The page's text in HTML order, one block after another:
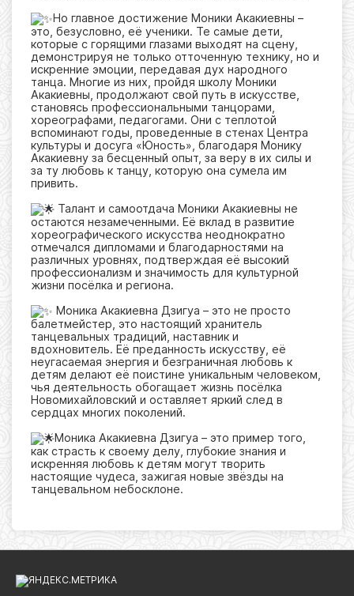
Но главное достижение Моники Акакиевны –
это, безусловно, её ученики. Те самые дети,
которые с горящими глазами выходят на сцену,
демонстрируя не только отточенную технику, но и
искренние эмоции, передавая дух народного
танца. Многие из них, пройдя школу Моники
Акакиевны, продолжают свой путь в искусстве,
становясь профессиональными танцорами,
хореографами, педагогами. Они с теплотой
вспоминают годы, проведенные в стенах Центра
культуры и досуга «Юность», благодаря Монику
Акакиевну за бесценный опыт, за веру в их силы и
за ту любовь к танцу, которую она сумела им
привить.
Талант и самоотдача Моники Акакиевны не
остаются незамеченными. Её вклад в развитие
хореографического искусства неоднократно
отмечался дипломами и благодарностями на
различных уровнях, подтверждая её высокий
профессионализм и значимость для культурной
жизни посёлка и региона.
Моника Акакиевна Дзигуа – это не просто
балетмейстер, это настоящий хранитель
танцевальных традиций, наставник и
вдохновитель. Её преданность искусству, её
неугасаемая энергия и безграничная любовь к
детям делают её поистине уникальным человеком,
чья деятельность обогащает жизнь посёлка
Новомихайловский и оставляет яркий след в
сердцах многих поколений.
Моника Акакиевна Дзигуа – это пример того,
как страсть к своему делу, глубокие знания и
искренняя любовь к детям могут творить
настоящие чудеса, зажигая новые звёзды на
танцевальном небосклоне.